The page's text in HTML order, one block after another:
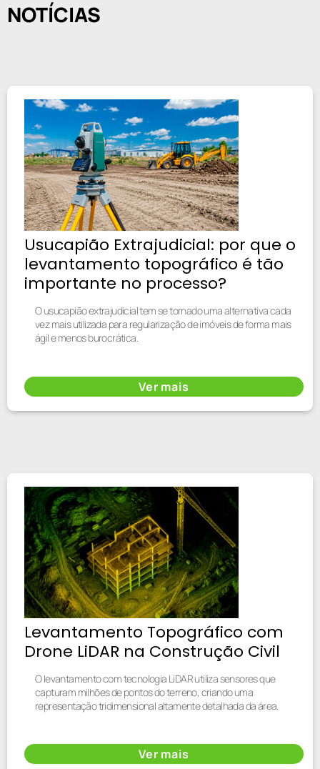
NOTÍCIAS
Usucapião Extrajudicial: por que o
levantamento topográfico é tão
importante no processo?
O usucapião extrajudicial tem se tornado uma alternativa cada
vez mais utilizada para regularização de imóveis de forma mais
ágil e menos burocrática.
Ver mais
Levantamento Topográfico com
Drone LiDAR na Construção Civil
O levantamento com tecnologia LiDAR utiliza sensores que
capturam milhões de pontos do terreno, criando uma
representação tridimensional altamente detalhada da área.
Ver mais